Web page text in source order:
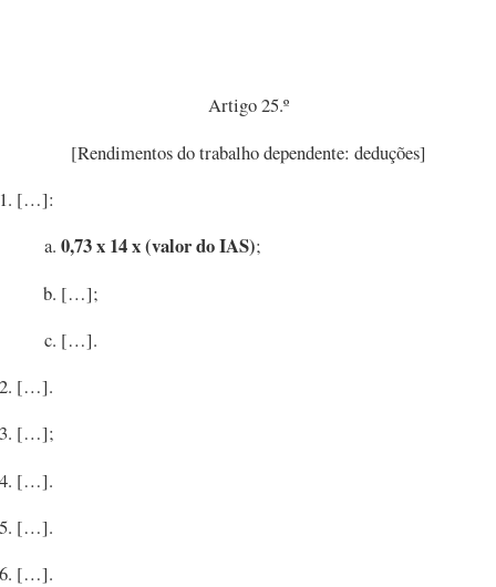
Artigo 25.º
[Rendimentos do trabalho dependente: deduções]
[…]:
0,73 x 14 x (valor do IAS);
[…];
[…].
[…].
[…];
[…].
[…].
[…].